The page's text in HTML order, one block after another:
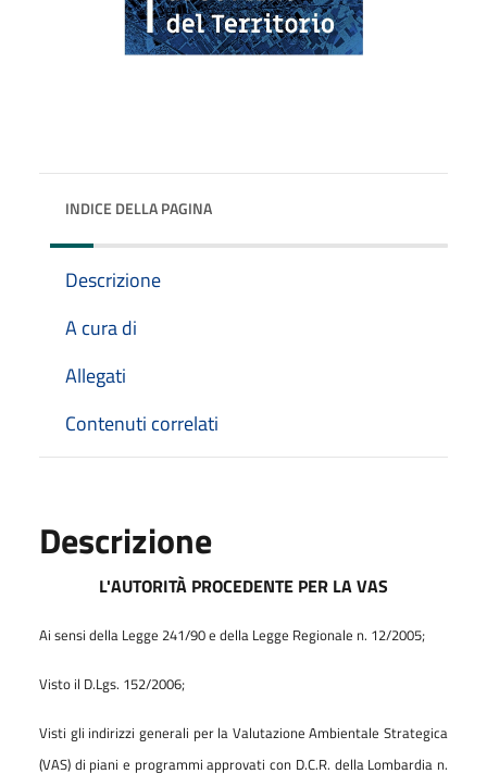
INDICE DELLA PAGINA
Descrizione
A cura di
Allegati
Contenuti correlati
Descrizione
L'AUTORITÀ PROCEDENTE PER LA VAS
Ai sensi della Legge 241/90 e della Legge Regionale n. 12/2005;
Visto il D.Lgs. 152/2006;
Visti gli indirizzi generali per la Valutazione Ambientale Strategica
(VAS) di piani e programmi approvati con D.C.R. della Lombardia n.